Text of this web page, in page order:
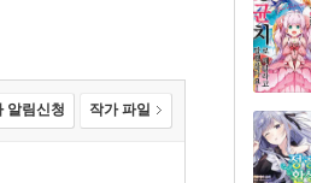
알림신청 작가 파일